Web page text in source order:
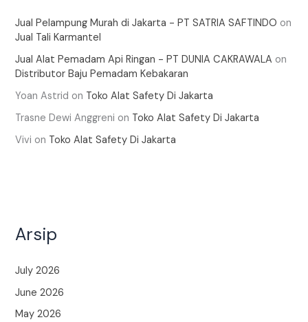
Jual Pelampung Murah di Jakarta - PT SATRIA SAFTINDO on
Jual Tali Karmantel
Jual Alat Pemadam Api Ringan - PT DUNIA CAKRAWALA on
Distributor Baju Pemadam Kebakaran
Yoan Astrid on Toko Alat Safety Di Jakarta
Trasne Dewi Anggreni on Toko Alat Safety Di Jakarta
Vivi on Toko Alat Safety Di Jakarta
Arsip
July 2026
June 2026
May 2026